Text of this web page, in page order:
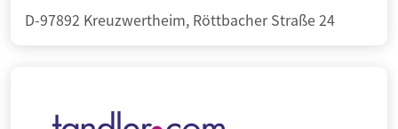
D-97892 Kreuzwertheim, Röttbacher Straße 24